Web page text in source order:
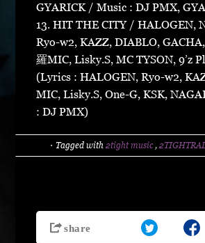
GYARICK / Music : DJ PMX,
13. HIT THE CITY / HALOGEN,
Ryo-w2, KAZZ, DIABLO,
羅MIC, Lisky.S, MC TYSON, 9’z
(Lyrics : HALOGEN, Ryo-w2,
MIC, Lisky.S, One-G, KSK,
: DJ PMX)
・Tagged with 2tight music ,